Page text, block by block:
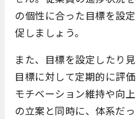
の個性に合った目標を設
促しましょう。
また、目標を設定したり
目標に対して定期的に評
モチベーション維持や向
の立案と同時に、体系だ